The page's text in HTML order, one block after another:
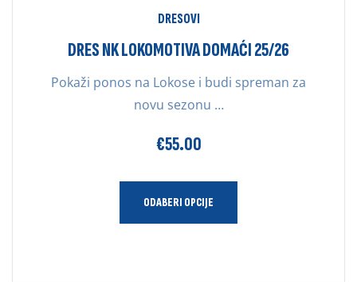
DRESOVI
DRES NK LOKOMOTIVA DOMAĆI 25/26
Pokaži ponos na Lokose i budi spreman za
novu sezonu …
€55.00
ODABERI OPCIJE